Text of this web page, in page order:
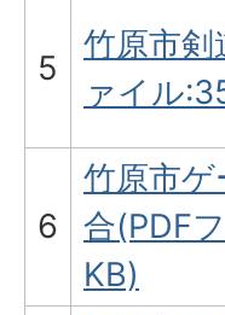
5
竹原市剣
ァイル
6
竹原市
合(PDF
KB)